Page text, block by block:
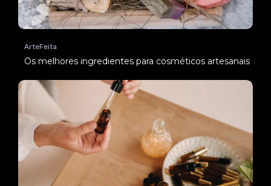
ArteFeita
Os melhores ingredientes para cosméticos artesanais